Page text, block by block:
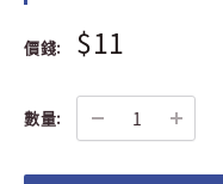
價錢: $11
數量: